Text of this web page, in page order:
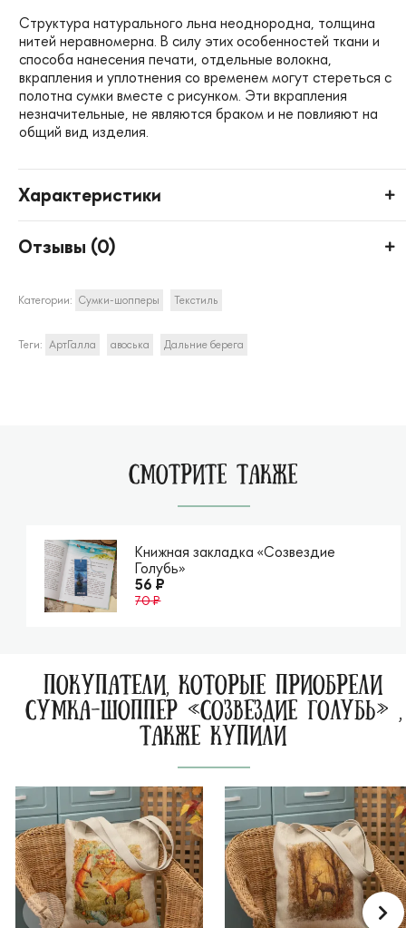
Структура натурального льна неоднородна, толщина
нитей неравномерна. В силу этих особенностей ткани и
способа нанесения печати, отдельные волокна,
вкрапления и уплотнения со временем могут стереться с
полотна сумки вместе с рисунком. Эти вкрапления
незначительные, не являются браком и не повлияют на
общий вид изделия.
Характеристики
Отзывы (0)
Категории: Сумки-шопперы Текстиль
Теги: АртГалла авоська Дальние берега
СМОТРИТЕ ТАКЖЕ
Книжная закладка «Созвездие
Голубь»
56 ₽
70 ₽
ПОКУПАТЕЛИ, КОТОРЫЕ ПРИОБРЕЛИ
СУМКА-ШОППЕР «СОЗВЕЗДИЕ ГОЛУБЬ» ,
ТАКЖЕ КУПИЛИ